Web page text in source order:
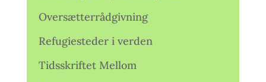
Oversætterrådgivning
Refugiesteder i verden
Tidsskriftet Mellom